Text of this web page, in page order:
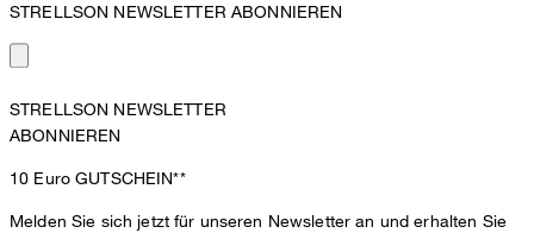
STRELLSON NEWSLETTER ABONNIEREN
STRELLSON NEWSLETTER
ABONNIEREN
10 EuroGUTSCHEIN**
Melden Sie sich jetzt für unseren Newsletter an und erhalten Sie